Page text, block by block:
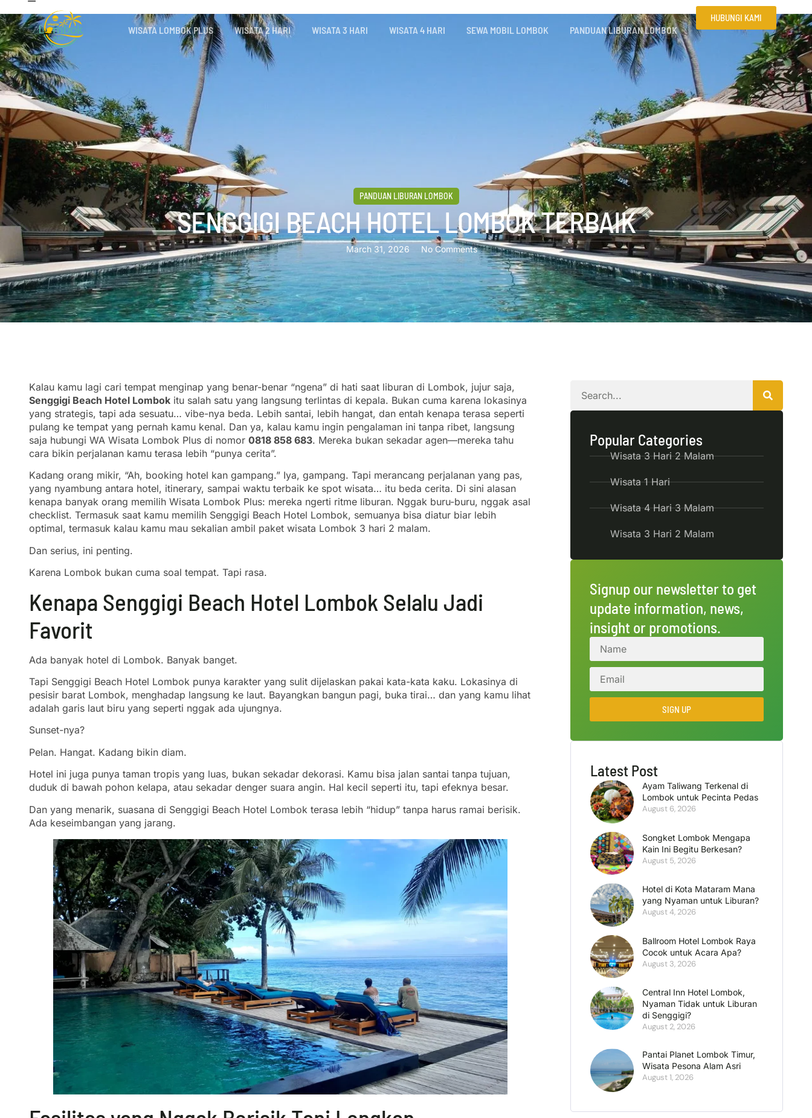
WISATA LOMBOK PLUS WISATA 2 HARI WISATA 3 HARI WISATA 4 HARI SEWA MOBIL LOMBOK PANDUAN LIBURAN LOMBOK
HUBUNGI KAMI
PANDUAN LIBURAN LOMBOK
SENGGIGI BEACH HOTEL LOMBOK TERBAIK
March 31, 2026 No Comments
Kalau kamu lagi cari tempat menginap yang benar-benar “ngena” di hati saat liburan di Lombok, jujur saja,
Senggigi Beach Hotel Lombok itu salah satu yang langsung terlintas di kepala. Bukan cuma karena lokasinya
yang strategis, tapi ada sesuatu… vibe-nya beda. Lebih santai, lebih hangat, dan entah kenapa terasa seperti
pulang ke tempat yang pernah kamu kenal. Dan ya, kalau kamu ingin pengalaman ini tanpa ribet, langsung
saja hubungi WA Wisata Lombok Plus di nomor 0818 858 683. Mereka bukan sekadar agen—mereka tahu
cara bikin perjalanan kamu terasa lebih “punya cerita”.
Kadang orang mikir, “Ah, booking hotel kan gampang.” Iya, gampang. Tapi merancang perjalanan yang pas,
yang nyambung antara hotel, itinerary, sampai waktu terbaik ke spot wisata… itu beda cerita. Di sini alasan
kenapa banyak orang memilih Wisata Lombok Plus: mereka ngerti ritme liburan. Nggak buru-buru, nggak asal
checklist. Termasuk saat kamu memilih Senggigi Beach Hotel Lombok, semuanya bisa diatur biar lebih
optimal, termasuk kalau kamu mau sekalian ambil paket wisata Lombok 3 hari 2 malam.
Dan serius, ini penting.
Karena Lombok bukan cuma soal tempat. Tapi rasa.
Kenapa Senggigi Beach Hotel Lombok Selalu Jadi
Favorit
Ada banyak hotel di Lombok. Banyak banget.
Tapi Senggigi Beach Hotel Lombok punya karakter yang sulit dijelaskan pakai kata-kata kaku. Lokasinya di
pesisir barat Lombok, menghadap langsung ke laut. Bayangkan bangun pagi, buka tirai… dan yang kamu lihat
adalah garis laut biru yang seperti nggak ada ujungnya.
Sunset-nya?
Pelan. Hangat. Kadang bikin diam.
Hotel ini juga punya taman tropis yang luas, bukan sekadar dekorasi. Kamu bisa jalan santai tanpa tujuan,
duduk di bawah pohon kelapa, atau sekadar denger suara angin. Hal kecil seperti itu, tapi efeknya besar.
Dan yang menarik, suasana di Senggigi Beach Hotel Lombok terasa lebih “hidup” tanpa harus ramai berisik.
Ada keseimbangan yang jarang.
Popular Categories
Wisata 3 Hari 2 Malam
Wisata 1 Hari
Wisata 4 Hari 3 Malam
Wisata 3 Hari 2 Malam
Signup our newsletter to get
update information, news,
insight or promotions.
SIGN UP
Latest Post
Ayam Taliwang Terkenal di
Lombok untuk Pecinta Pedas
August 6, 2026
Songket Lombok Mengapa
Kain Ini Begitu Berkesan?
August 5, 2026
Hotel di Kota Mataram Mana
yang Nyaman untuk Liburan?
August 4, 2026
Ballroom Hotel Lombok Raya
Cocok untuk Acara Apa?
August 3, 2026
Central Inn Hotel Lombok,
Nyaman Tidak untuk Liburan
di Senggigi?
August 2, 2026
Pantai Planet Lombok Timur,
Wisata Pesona Alam Asri
August 1, 2026